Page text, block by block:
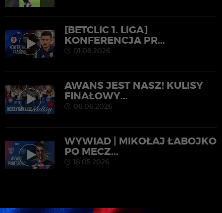
[BETCLIC 1. LIGA]
KONFERENCJA PR...
01.08.2026
AWANS JEST NASZ! KULISY
FINAŁOWY...
06.06.2026
WYWIAD | MIKOŁAJ ŁABOJKO
PO MECZ...
18.05.2026